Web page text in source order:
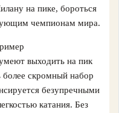
на пике, бороться
чемпионам мира.
выходить на пик
скромный набор
безупречными
катания. Без